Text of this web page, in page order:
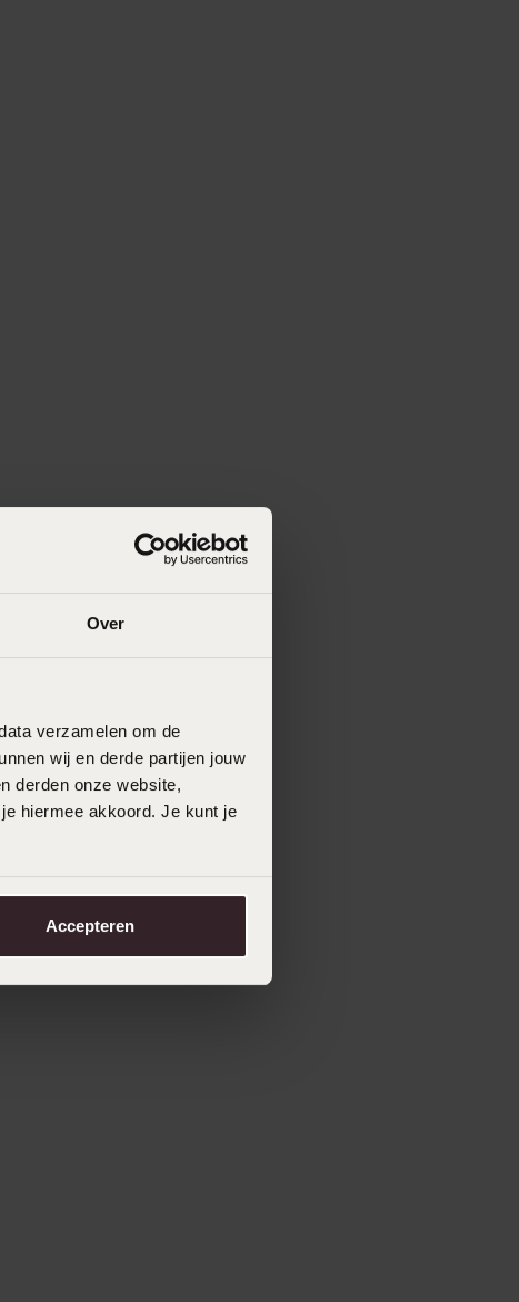
Over
verzamelen om de
wij en derde partijen jouw
derden onze website,
hiermee akkoord. Je kunt je
Accepteren